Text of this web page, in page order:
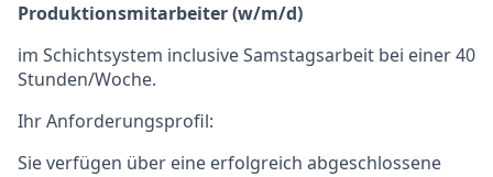
Produktionsmitarbeiter(w/m/d)
im Schichtsystem inclusive Samstagsarbeit bei einer 40
Stunden/Woche.
Ihr Anforderungsprofil:
Sie verfügen über eine erfolgreich abgeschlossene